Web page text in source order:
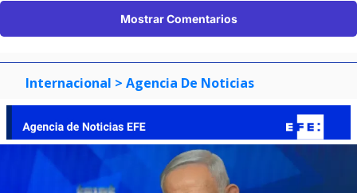
Mostrar Comentarios
Internacional > Agencia De Noticias